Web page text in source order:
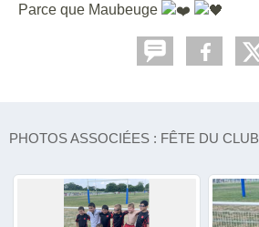
Parce que Maubeuge
PHOTOS ASSOCIÉES : FÊTE DU CLUB